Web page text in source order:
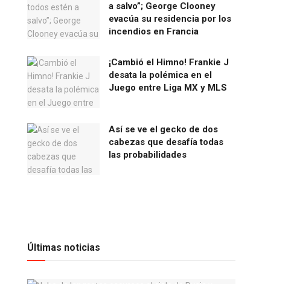
a salvo”; George Clooney
evacúa su residencia por los
incendios en Francia
¡Cambió el Himno! Frankie J
desata la polémica en el
Juego entre Liga MX y MLS
Así se ve el gecko de dos
cabezas que desafía todas
las probabilidades
Últimas noticias